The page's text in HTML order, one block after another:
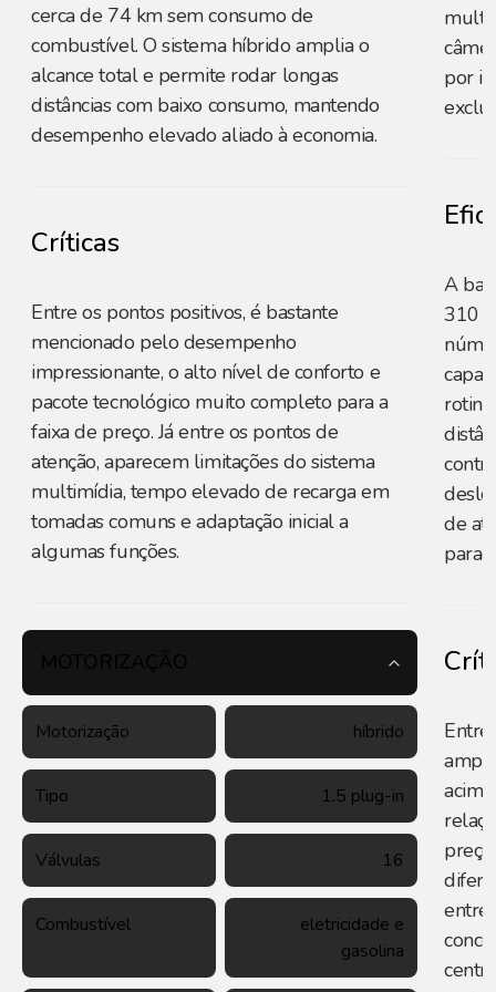
cerca de 74 km sem consumo de
combustível. O sistema híbrido amplia o
alcance total e permite rodar longas
distâncias com baixo consumo, mantendo
desempenho elevado aliado à economia.
Críticas
Entre os pontos positivos, é bastante
mencionado pelo desempenho
impressionante, o alto nível de conforto e
pacote tecnológico muito completo para a
faixa de preço. Já entre os pontos de
atenção, aparecem limitações do sistema
multimídia, tempo elevado de recarga em
tomadas comuns e adaptação inicial a
algumas funções.
Motorização híbrido
Tipo 1.5 plug-in
Válvulas 16
Combustível
eletricidade e
gasolina
por
A
310
de
Entre
entre